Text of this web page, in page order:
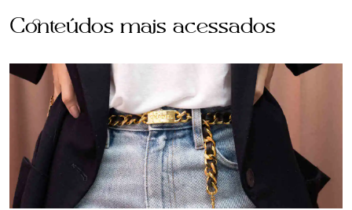
Conteúdos mais acessados